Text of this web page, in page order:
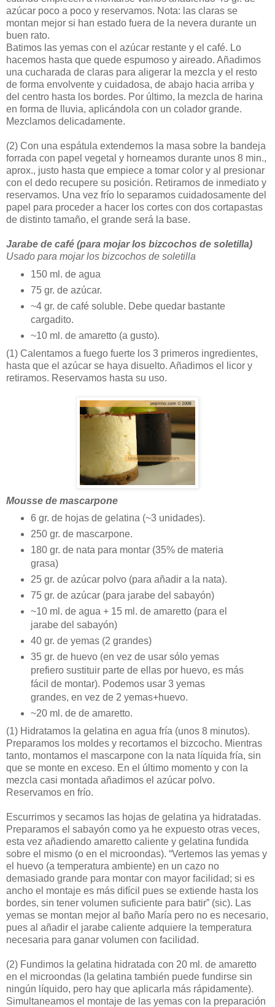
azúcar poco a poco y reservamos. Nota: las claras se
montan mejor si han estado fuera de la nevera durante un
buen rato.
Batimos las yemas con el azúcar restante y el café. Lo
hacemos hasta que quede espumoso y aireado. Añadimos
una cucharada de claras para aligerar la mezcla y el resto
de forma envolvente y cuidadosa, de abajo hacia arriba y
del centro hasta los bordes. Por último, la mezcla de harina
en forma de lluvia, aplicándola con un colador grande.
Mezclamos delicadamente.
(2) Con una espátula extendemos la masa sobre la bandeja
forrada con papel vegetal y horneamos durante unos 8 min.,
aprox., justo hasta que empiece a tomar color y al presionar
con el dedo recupere su posición. Retiramos de inmediato y
reservamos. Una vez frío lo separamos cuidadosamente del
papel para proceder a hacer los cortes con dos cortapastas
de distinto tamaño, el grande será la base.
Jarabe de café (para mojar los bizcochos de soletilla)
Usado para mojar los bizcochos de soletilla
150 ml. de agua
75 gr. de azúcar.
~4 gr. de café soluble. Debe quedar bastante
cargadito.
~10 ml. de amaretto (a gusto).
(1) Calentamos a fuego fuerte los 3 primeros ingredientes,
hasta que el azúcar se haya disuelto. Añadimos el licor y
retiramos. Reservamos hasta su uso.
Mousse de mascarpone
6 gr. de hojas de gelatina (~3 unidades).
250 gr. de mascarpone.
180 gr. de nata para montar (35% de materia
grasa)
25 gr. de azúcar polvo (para añadir a la nata).
75 gr. de azúcar (para jarabe del sabayón)
~10 ml. de agua + 15 ml. de amaretto (para el
jarabe del sabayón)
40 gr. de yemas (2 grandes)
35 gr. de huevo (en vez de usar sólo yemas
prefiero sustituir parte de ellas por huevo, es más
fácil de montar). Podemos usar 3 yemas
grandes, en vez de 2 yemas+huevo.
~20 ml. de de amaretto.
(1) Hidratamos la gelatina en agua fría (unos 8 minutos).
Preparamos los moldes y recortamos el bizcocho. Mientras
tanto, montamos el mascarpone con la nata líquida fría, sin
que se monte en exceso. En el último momento y con la
mezcla casi montada añadimos el azúcar polvo.
Reservamos en frío.
Escurrimos y secamos las hojas de gelatina ya hidratadas.
Preparamos el sabayón como ya he expuesto otras veces,
esta vez añadiendo amaretto caliente y gelatina fundida
sobre el mismo (o en el microondas). “Vertemos las yemas y
el huevo (a temperatura ambiente) en un cazo no
demasiado grande para montar con mayor facilidad; si es
ancho el montaje es más difícil pues se extiende hasta los
bordes, sin tener volumen suficiente para batir” (sic). Las
yemas se montan mejor al baño María pero no es necesario,
pues al añadir el jarabe caliente adquiere la temperatura
necesaria para ganar volumen con facilidad.
(2) Fundimos la gelatina hidratada con 20 ml. de amaretto
en el microondas (la gelatina también puede fundirse sin
ningún líquido, pero hay que aplicarla más rápidamente).
Simultaneamos el montaje de las yemas con la preparación